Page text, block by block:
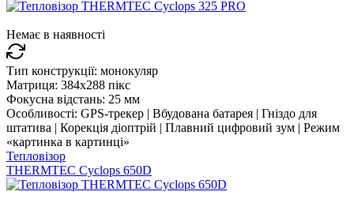
Немає в наявності
Тип конструкції: монокуляр
Матриця: 384x288 пікс
Фокусна відстань: 25 мм
Особливості: GPS-трекер | Вбудована батарея | Гніздо для
штатива | Корекція діоптрій | Плавний цифровий зум | Режим
«картинка в картинці»
Тепловізор
THERMTEC Cyclops 650D